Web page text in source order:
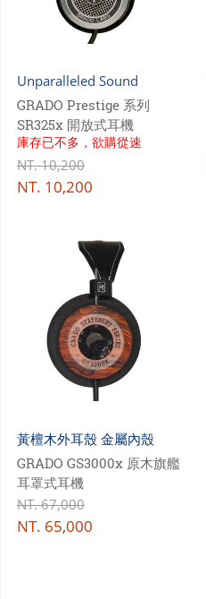
Unparalleled Sound
GRADO Prestige 系列
SR325x 開放式耳機
庫存已不多，欲購從速
NT.10,200
NT. 10,200
黃檀木外耳殼 金屬內殼
GRADO GS3000x 原木旗艦
耳罩式耳機
NT.67,000
NT. 65,000